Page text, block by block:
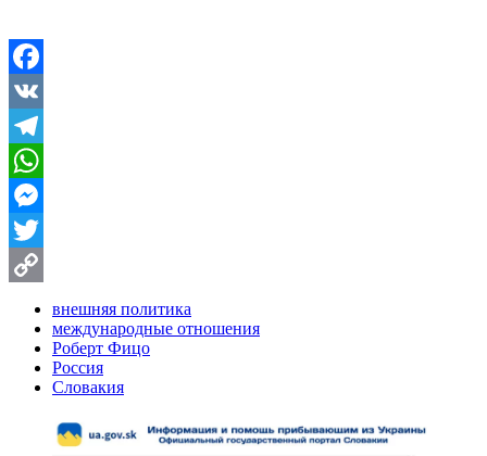
Facebook
VK
Telegram
WhatsApp
Messenger
Twitter
Link
внешняя политика
международные отношения
Роберт Фицо
Россия
Словакия